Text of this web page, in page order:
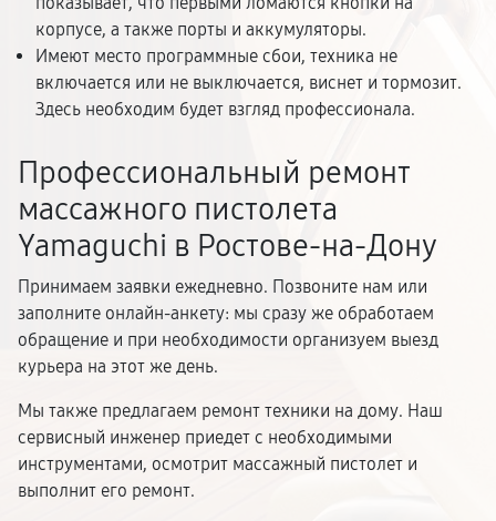
корпусе, а также порты и аккумуляторы.
Имеют место программные сбои, техника не
включается или не выключается, виснет и тормозит.
Здесь необходим будет взгляд профессионала.
Профессиональный ремонт
массажного пистолета
Yamaguchi в Ростове-на-Дону
Принимаем заявки ежедневно. Позвоните нам или
заполните онлайн-анкету: мы сразу же обработаем
обращение и при необходимости организуем выезд
курьера на этот же день.
Мы также предлагаем ремонт техники на дому. Наш
сервисный инженер приедет с необходимыми
инструментами, осмотрит массажный пистолет и
выполнит его ремонт.